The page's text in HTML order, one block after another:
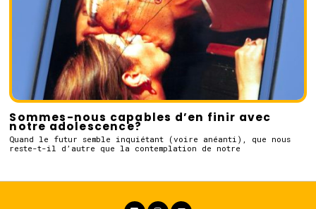
Sommes-nous capables d’en finir avec
notre adolescence?
Quand le futur semble inquiétant (voire anéanti), que nous
reste-t-il d’autre que la contemplation de notre